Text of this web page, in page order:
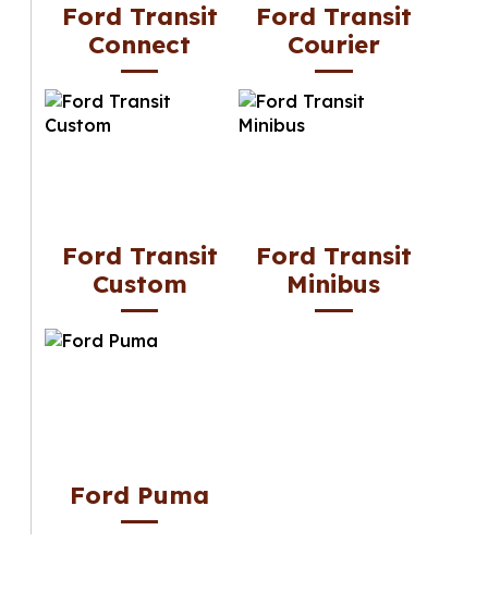
Ford Transit
Connect
Ford Transit
Courier
Ford Transit
Custom
Ford Transit
Minibus
Ford Puma